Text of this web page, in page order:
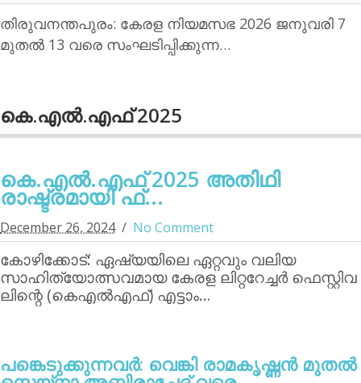
തിരുവനന്തപുരം: കേരള നിയമസഭ 2026 ജനുവരി 7
മുതല്‍ 13 വരെ സംഘടിപ്പിക്കുന്ന…
കെ.എല്‍.എഫ് 2025
കെ.എല്‍.എഫ് 2025 അതിഥി
രാഷ്ട്രമായി ഫ്...
December 26, 2024 No Comment
കോഴിക്കോട്: ഏഷ്യയിലെ ഏറ്റവും വലിയ
സാഹിത്യോത്സവമായ കേരള ലിറ്ററേച്ചര്‍ ഫെസ്റ്റിവ
ലിന്റെ (കെഎല്‍എഫ്) എട്ടാം…
പങ്കെടുക്കുന്നവര്‍: വെങ്കി രാമകൃഷ്ണന്‍ മുതല്‍